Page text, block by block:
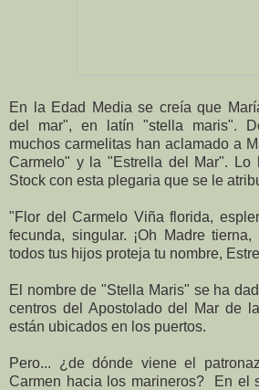
En la Edad Media se creía que
del mar", en latín "stella maris".
muchos carmelitas han aclamado a
Carmelo" y la "Estrella del Mar". Lo
Stock con esta plegaria que se le
"Flor del Carmelo Viña florida,
fecunda, singular. ¡Oh Madre
todos tus hijos proteja tu nombre,
El nombre de "Stella Maris" se ha
centros del Apostolado del Mar de
están ubicados en los puertos.
Pero... ¿de dónde viene el
Carmen hacia los marineros?
En el